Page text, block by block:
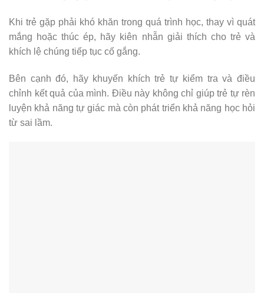
Khi trẻ gặp phải khó khăn trong quá trình học, thay vì quát
mắng hoặc thúc ép, hãy kiên nhẫn giải thích cho trẻ và
khích lệ chúng tiếp tục cố gắng.
Bên cạnh đó, hãy khuyến khích trẻ tự kiểm tra và điều
chỉnh kết quả của mình. Điều này không chỉ giúp trẻ tự rèn
luyện khả năng tự giác mà còn phát triển khả năng học hỏi
từ sai lầm.